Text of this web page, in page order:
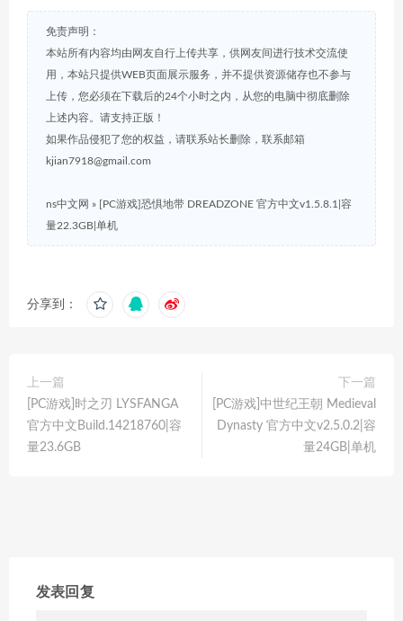
免责声明：
本站所有内容均由网友自行上传共享，供网友间进行技术交流使
用，本站只提供WEB页面展示服务，并不提供资源储存也不参与
上传，您必须在下载后的24个小时之内，从您的电脑中彻底删除
上述内容。请支持正版！
如果作品侵犯了您的权益，请联系站长删除，联系邮箱
kjian7918@gmail.com
ns中文网 » [PC游戏]恐惧地带 DREADZONE 官方中文v1.5.8.1|容
量22.3GB|单机
分享到：
上一篇
[PC游戏]时之刃 LYSFANGA
官方中文Build.14218760|容
量23.6GB
下一篇
[PC游戏]中世纪王朝 Medieval
Dynasty 官方中文v2.5.0.2|容
量24GB|单机
发表回复